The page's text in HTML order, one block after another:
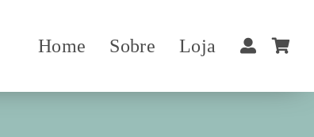
Home Sobre Loja